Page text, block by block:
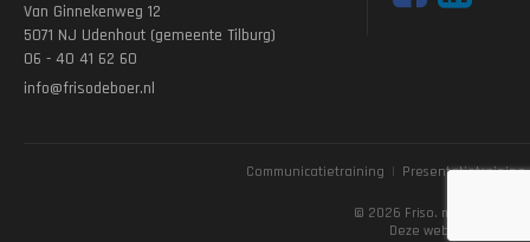
Van Ginnekenweg 12
5071 NJ Udenhout (gemeente Tilburg)
06 - 40 41 62 60
info@frisodeboer.nl
Communicatietraining | Presentatietraining
© 2026 Friso. maakt het
Deze website is